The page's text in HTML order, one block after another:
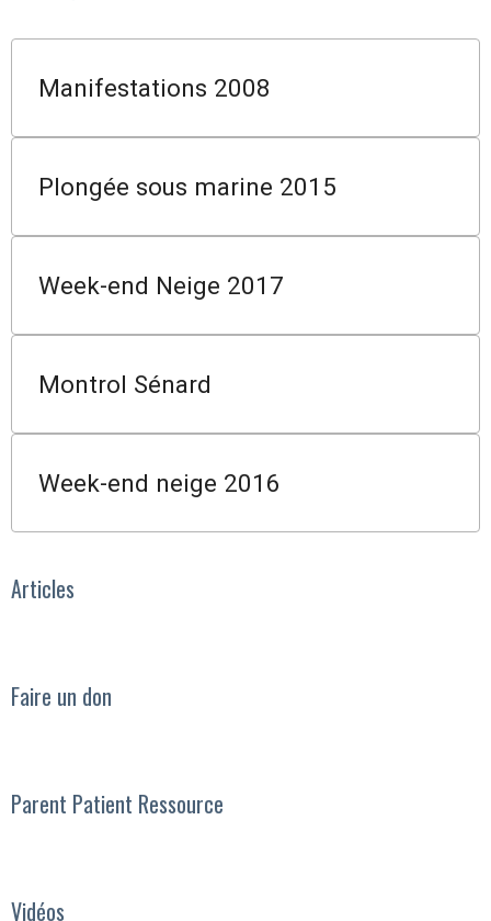
Manifestations 2008
Plongée sous marine 2015
Week-end Neige 2017
Montrol Sénard
Week-end neige 2016
Articles
Faire un don
Parent Patient Ressource
Vidéos